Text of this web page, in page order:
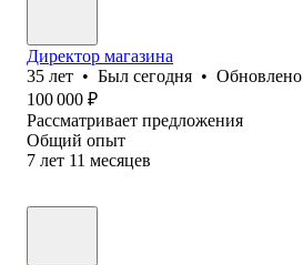
Директор магазина
35 лет • Был сегодня • Обновлено
100 000 ₽
Рассматривает предложения
Общий опыт
7 лет 11 месяцев